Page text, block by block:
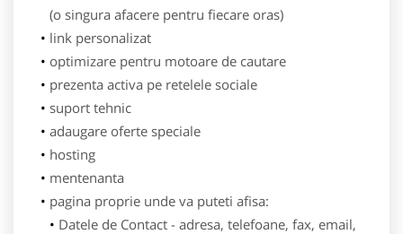
(o singura afacere pentru fiecare oras)
link personalizat
optimizare pentru motoare de cautare
prezenta activa pe retelele sociale
suport tehnic
adaugare oferte speciale
hosting
mentenanta
pagina proprie unde va puteti afisa:
Datele de Contact - adresa, telefoane, fax, email,